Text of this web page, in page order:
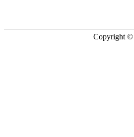
Copyright ©